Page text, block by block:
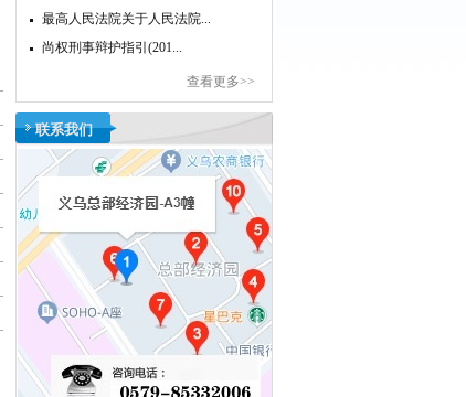
最高人民法院关于人民法院...
尚权刑事辩护指引(201...
查看更多>>
联系我们